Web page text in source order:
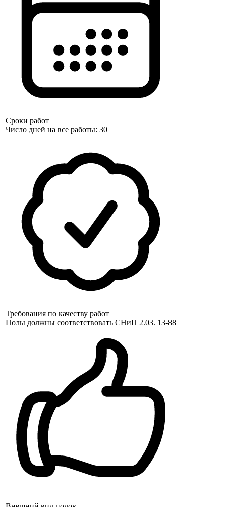
Сроки работ
Число дней на все работы: 30
Требования по качеству работ
Полы должны соответствовать СНиП 2.03. 13-88